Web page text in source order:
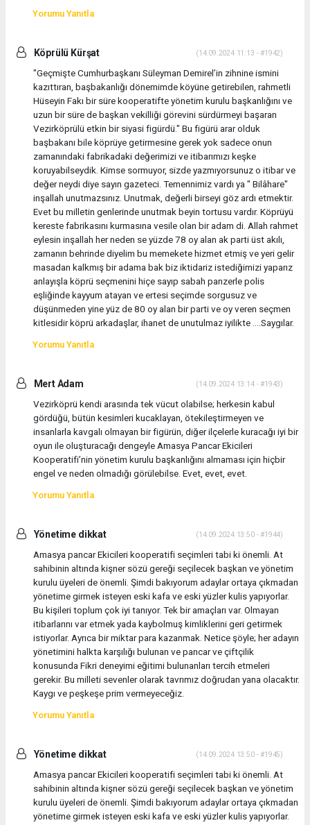
Yorumu Yanıtla
Köprülü Kürşat (14.09.2024 11:13 - #1942)
"Geçmişte Cumhurbaşkanı Süleyman Demirel’in zihnine ismini
kazıttıran, başbakanlığı dönemimde köyüne getirebilen, rahmetli
Hüseyin Fakı bir süre kooperatifte yönetim kurulu başkanlığını ve
uzun bir süre de başkan vekilliği görevini sürdürmeyi başaran
Vezirköprülü etkin bir siyasi figürdü." Bu figürü arar olduk
başbakanı bile köprüye getirmesine gerek yok sadece onun
zamanındaki fabrikadaki değerimizi ve itibarımızı keşke
koruyabilseydik. Kimse sormuyor, sizde yazmıyorsunuz o itibar ve
değer neydi diye sayın gazeteci. Temennimiz vardı ya " Bilâhare"
inşallah unutmazsınız. Unutmak, değerli birseyi göz ardı etmektir.
Evet bu milletin genlerinde unutmak beyin tortusu vardır. Köprüyü
kereste fabrikasını kurmasına vesile olan bir adam di. Allah rahmet
eylesin inşallah her neden se yüzde 78 oy alan ak parti üst akılı,
zamanın behrinde diyelim bu memekete hizmet etmiş ve yeri gelir
masadan kalkmış bir adama bak biz iktidariz istediğimizi yaparız
anlayışla köprü seçmenini hiçe sayıp sabah panzerle polis
eşliğinde kayyum atayan ve ertesi seçimde sorgusuz ve
düşünmeden yine yüz de 80 oy alan bir parti ve oy veren seçmen
kitlesidir köprü arkadaşlar, ihanet de unutulmaz iyilikte ....Saygılar.
Yorumu Yanıtla
Mert Adam (14.09.2024 13:14 - #1943)
Vezirköprü kendi arasında tek vücut olabilse; herkesin kabul
gördüğü, bütün kesimleri kucaklayan, ötekileştirmeyen ve
insanlarla kavgalı olmayan bir figürün, diğer ilçelerle kuracağı iyi bir
oyun ile oluşturacağı dengeyle Amasya Pancar Ekicileri
Kooperatifi’nin yönetim kurulu başkanlığını almaması için hiçbir
engel ve neden olmadığı görülebilse. Evet, evet, evet.
Yorumu Yanıtla
Yönetime dikkat (14.09.2024 13:50 - #1944)
Amasya pancar Ekicileri kooperatifi seçimleri tabi ki önemli. At
sahibinin altında kişner sözü gereği seçilecek başkan ve yönetim
kurulu üyeleri de önemli. Şimdi bakıyorum adaylar ortaya çıkmadan
yönetime girmek isteyen eski kafa ve eski yüzler kulis yapıyorlar.
Bu kişileri toplum çok iyi tanıyor. Tek bir amaçları var. Olmayan
itibarlarını var etmek yada kaybolmuş kimliklerini geri getirmek
istiyorlar. Ayrıca bir miktar para kazanmak. Netice şöyle; her adayın
yönetimini halkta karşılığı bulunan ve pancar ve çiftçilik
konusunda Fikri deneyimi eğitimi bulunanları tercih etmeleri
gerekir. Bu milleti sevenler olarak tavrımız doğrudan yana olacaktır.
Kaygı ve peşkeşe prim vermeyeceğiz.
Yorumu Yanıtla
Yönetime dikkat (14.09.2024 13:50 - #1945)
Amasya pancar Ekicileri kooperatifi seçimleri tabi ki önemli. At
sahibinin altında kişner sözü gereği seçilecek başkan ve yönetim
kurulu üyeleri de önemli. Şimdi bakıyorum adaylar ortaya çıkmadan
yönetime girmek isteyen eski kafa ve eski yüzler kulis yapıyorlar.